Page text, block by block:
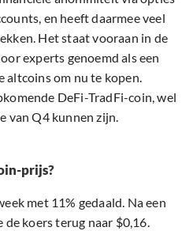
en heeft daarmee veel
Het staat vooraan in de
experts genoemd als een
altcoins om nu te kopen.
DeFi-TradFi-coin, wel
van Q4 kunnen zijn.
prijs?
met 11% gedaald. Na een
koers terug naar $0,16.